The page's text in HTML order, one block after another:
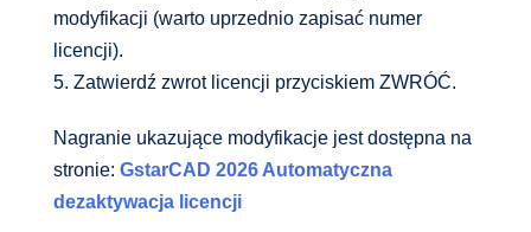
modyfikacji (warto uprzednio zapisać numer
licencji).
5. Zatwierdź zwrot licencji przyciskiem ZWRÓĆ.
Nagranie ukazujące modyfikacje jest dostępna na
stronie:GstarCAD 2026 Automatyczna
dezaktywacja licencji